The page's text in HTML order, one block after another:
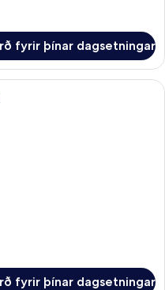
fyrir þínar dagsetningar
öryggishólf í herbergi,
fyrir þínar dagsetningar